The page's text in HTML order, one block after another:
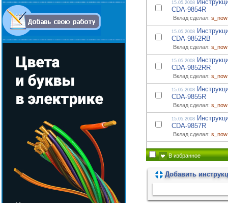
15.05.2008
CDA-9854R
Вклад сделал: s_now
15.05.2008
CDA-9852RB
Вклад сделал: s_now
15.05.2008
CDA-9852RR
Вклад сделал: s_now
15.05.2008
CDA-9855R
Вклад сделал: s_now
15.05.2008
CDA-9857R
Вклад сделал: s_now
В избранное
Добавить